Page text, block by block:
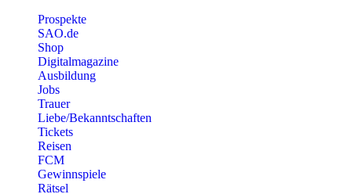
Prospekte
SAO.de
Shop
Digitalmagazine
Ausbildung
Jobs
Trauer
Liebe/Bekanntschaften
Tickets
Reisen
FCM
Gewinnspiele
Rätsel